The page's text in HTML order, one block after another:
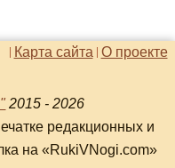
О проекте
Карта сайта
2015 - 2026
редакционных и
на «RukiVNogi.com»